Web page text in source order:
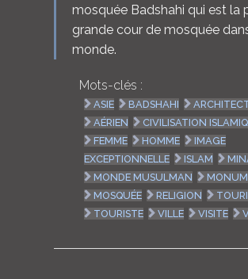
mosquée Badshahi qui est la
grande cour de mosquée
monde.
Mots-clés :
ASIE BADSHAHI
AÉRIEN
CIVILISATION
FEMME
HOMME
IMAGE
EXCEPTIONNELLE
ISLAM
MONDE MUSULMAN
MOSQUÉE
RELIGION
TOURISTE
VILLE VISITE